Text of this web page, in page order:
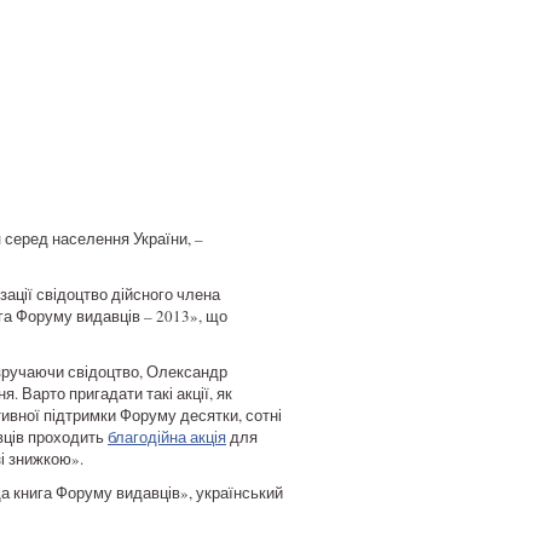
серед населення України, –
свідоцтво дійсного члена
Форуму видавців – 2013», що
свідоцтво, Олександр
пригадати такі акції, як
підтримки Форуму десятки, сотні
проходитьблагодійна акціядля
знижкою».
книга Форуму видавців», український